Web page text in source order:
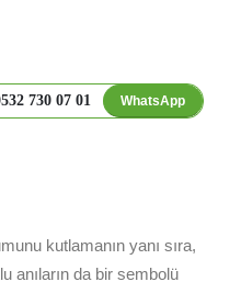
730 07 01 WhatsApp
kutlamanın yanı sıra,
anıların da bir sembolü